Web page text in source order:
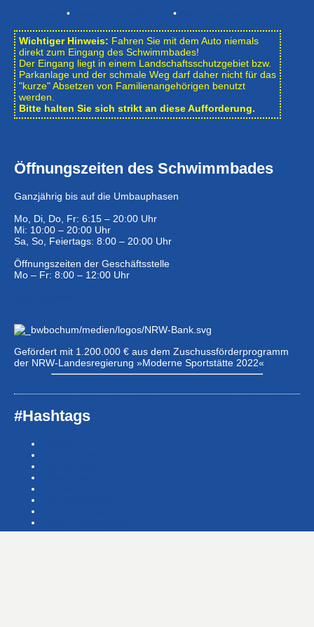
• •
Wichtiger Hinweis: Fahren Sie mit dem Auto niemals
direkt zum Eingang des Schwimmbades!
Der Eingang liegt in einem Landschafts­schutzgebiet bzw.
Park­anlage und der schmale Weg darf daher nicht für das
"kurze" Absetzen von Familienangehörigen benutzt
werden.
Bitte halten Sie sich strikt an diese Aufforderung.
Öffnungszeiten des Schwimmbades
Ganzjährig bis auf die Umbauphasen
Mo, Di, Do, Fr: 6:15 – 20:00 Uhr
Mi: 10:00 – 20:00 Uhr
Sa, So, Feiertags: 8:00 – 20:00 Uhr
Öffnungszeiten der Geschäftsstelle
Mo – Fr: 8:00 – 12:00 Uhr
Gefördert mit 1.200.000 € aus dem Zuschussförderprogramm
der NRW-Landesregierung »Moderne Sportstätte 2022«
#Hashtags
#Swim-Wett­kämpfe